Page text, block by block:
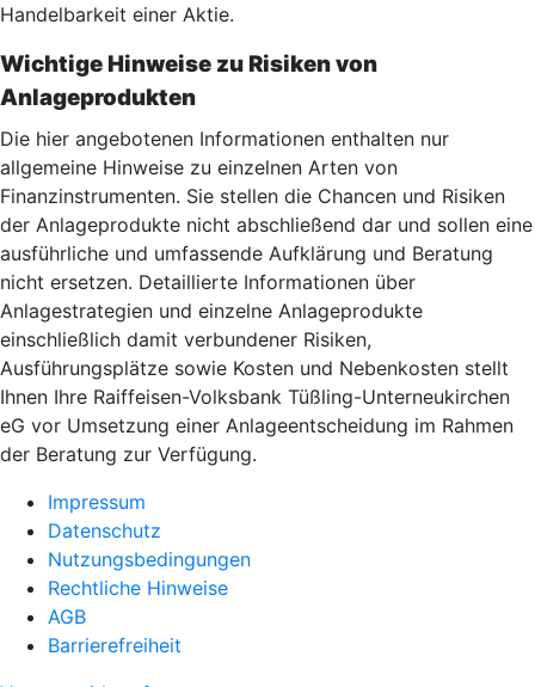
Handelbarkeit einer Aktie.
Wichtige Hinweise zu Risiken von
Anlageprodukten
Die hier angebotenen Informationen enthalten nur
allgemeine Hinweise zu einzelnen Arten von
Finanzinstrumenten. Sie stellen die Chancen und Risiken
der Anlageprodukte nicht abschließend dar und sollen eine
ausführliche und umfassende Aufklärung und Beratung
nicht ersetzen. Detaillierte Informationen über
Anlagestrategien und einzelne Anlageprodukte
einschließlich damit verbundener Risiken,
Ausführungsplätze sowie Kosten und Nebenkosten stellt
Ihnen Ihre Raiffeisen-Volksbank Tüßling-Unterneukirchen
eG vor Umsetzung einer Anlageentscheidung im Rahmen
der Beratung zur Verfügung.
Impressum
Datenschutz
Nutzungsbedingungen
Rechtliche Hinweise
AGB
Barrierefreiheit